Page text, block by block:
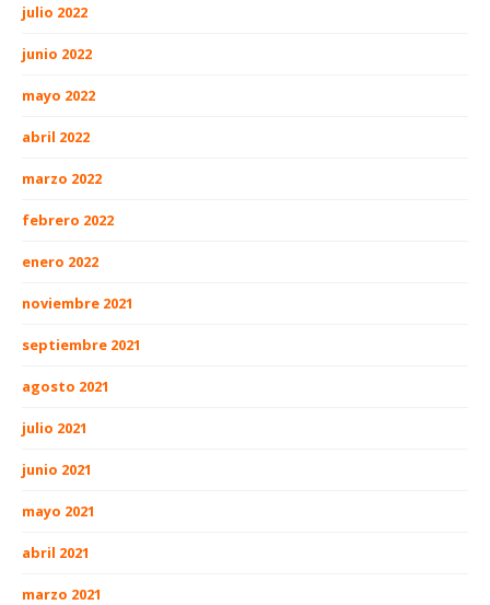
julio 2022
junio 2022
mayo 2022
abril 2022
marzo 2022
febrero 2022
enero 2022
noviembre 2021
septiembre 2021
agosto 2021
julio 2021
junio 2021
mayo 2021
abril 2021
marzo 2021